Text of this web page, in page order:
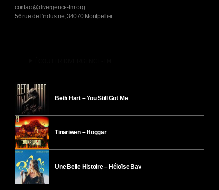
contact@divergence-fm.org
56 rue de l'industrie, 34070 Montpellier
Beth Hart – You Still Got Me
Tinariwen – Hoggar
Une Belle Histoire – Héloïse Bay